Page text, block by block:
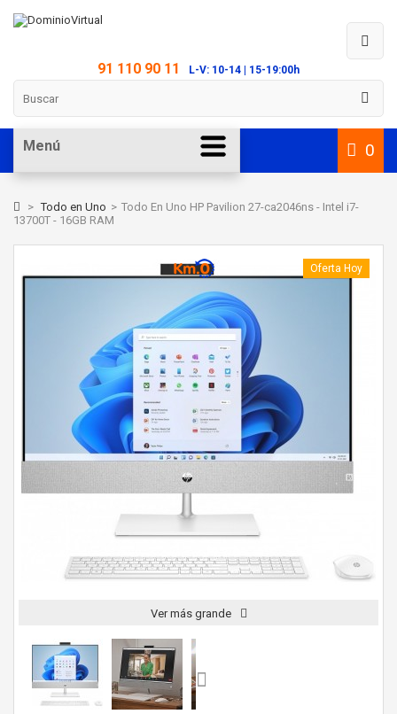
91 110 90 11 L-V: 10-14 | 15-19:00h
0
Menú
> Todo en Uno > Todo En Uno HP Pavilion 27-ca2046ns - Intel i7-
13700T - 16GB RAM
Oferta Hoy
Ver más grande